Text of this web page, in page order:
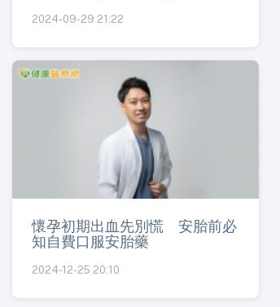
2024-09-29 21:22
懷孕初期出血先別慌 安胎前必
知自費口服安胎藥
2024-12-25 20:10